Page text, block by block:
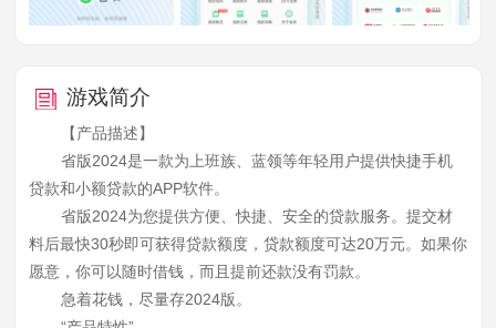
游戏简介
【产品描述】
省版2024是一款为上班族、蓝领等年轻用户提供快捷手机
贷款和小额贷款的APP软件。
省版2024为您提供方便、快捷、安全的贷款服务。提交材
料后最快30秒即可获得贷款额度，贷款额度可达20万元。如果你
愿意，你可以随时借钱，而且提前还款没有罚款。
急着花钱，尽量存2024版。